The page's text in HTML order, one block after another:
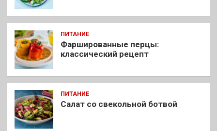
ПИТАНИЕ
Фаршированные перцы:
классический рецепт
ПИТАНИЕ
Салат со свекольной ботвой